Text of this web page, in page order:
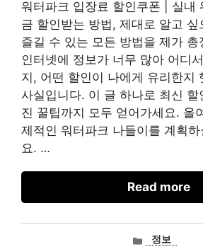
워터파크 입장료 할인쿠폰 | 실내
금 할인받는 방법, 제대로 알고 싶
즐길 수 있는 모든 방법을 제가 총
인터넷에 정보가 너무 많아 어디
지, 어떤 할인이 나에게 유리한지
사실입니다. 이 글 하나로 최신 할
진 꿀팁까지 모두 얻어가세요. 올
제적인 워터파크 나들이를 계획
요. …
Read more
카정보